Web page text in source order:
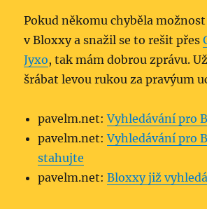
Pokud někomu chyběla
v Bloxxy a snažil se to rešit přes
Jyxo, tak mám dobrou zprávu.
šrábat levou rukou za pravýum
pavelm.net:Vyhledávání pro
pavelm.net:Vyhledávání pro
stahujte
pavelm.net:Bloxxy již